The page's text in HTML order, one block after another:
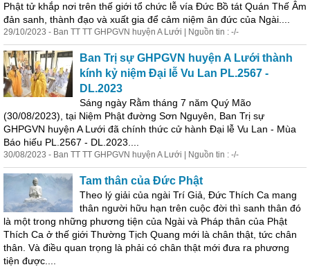
Phật tử khắp nơi trên thế giới tổ chức lễ vía Đức Bồ tát Quán Thế Âm
đản sanh, thành đạo và xuất gia để cảm niệm ân đức của Ngài....
29/10/2023 - Ban TT TT GHPGVN huyện A Lưới | Nguồn tin : -/-
Ban Trị sự GHPGVN huyện A Lưới thành
kính kỷ niệm Đại lễ Vu Lan PL.2567 -
DL.2023
Sáng ngày Rằm tháng 7 năm Quý Mão
(30/08/2023), tại Niệm Phật đường Sơn Nguyên, Ban Trị sự
GHPGVN huyện A Lưới đã chính thức cử hành Đại lễ Vu Lan - Mùa
Báo hiếu PL.2567 - DL.2023....
30/08/2023 - Ban TT TT GHPGVN huyện A Lưới | Nguồn tin : -/-
Tam thân của Đức Phật
Theo lý giải của ngài Trí Giả, Đức Thích Ca mang
thân người hữu hạn trên cuộc đời thì sanh thân đó
là một trong những phương tiện của Ngài và Pháp thân của Phật
Thích Ca ở thế giới Thường Tịch Quang mới là chân thật, tức chân
thân. Và điều quan trọng là phải có chân thật mới đưa ra phương
tiện được....